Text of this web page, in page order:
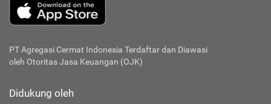
PT Agregasi Cermat Indonesia Terdaftar dan Diawasi
oleh Otoritas Jasa Keuangan (OJK)
Didukung oleh